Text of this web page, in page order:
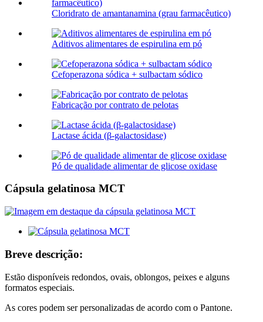
Cloridrato de amantanamina (grau farmacêutico)
Aditivos alimentares de espirulina em pó
Cefoperazona sódica + sulbactam sódico
Fabricação por contrato de pelotas
Lactase ácida (β-galactosidase)
Pó de qualidade alimentar de glicose oxidase
Cápsula gelatinosa MCT
Breve descrição:
Estão disponíveis redondos, ovais, oblongos, peixes e alguns
formatos especiais.
As cores podem ser personalizadas de acordo com o Pantone.